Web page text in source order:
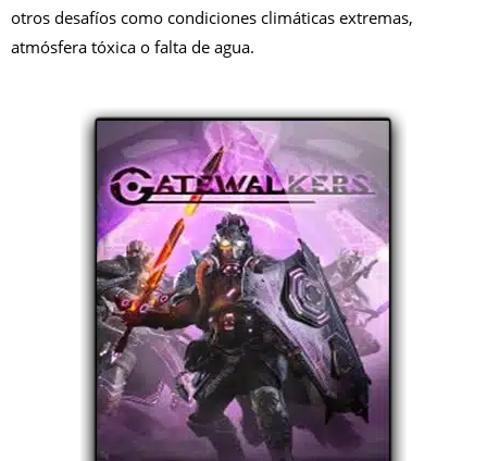
otros desafíos como condiciones climáticas extremas,
atmósfera tóxica o falta de agua.